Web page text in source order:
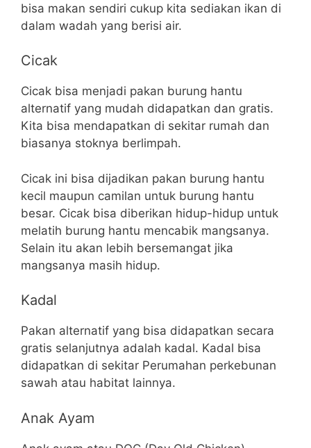
bisa makan sendiri cukup kita sediakan ikan di
dalam wadah yang berisi air.
Cicak
Cicak bisa menjadi pakan burung hantu
alternatif yang mudah didapatkan dan gratis.
Kita bisa mendapatkan di sekitar rumah dan
biasanya stoknya berlimpah.
Cicak ini bisa dijadikan pakan burung hantu
kecil maupun camilan untuk burung hantu
besar. Cicak bisa diberikan hidup-hidup untuk
melatih burung hantu mencabik mangsanya.
Selain itu akan lebih bersemangat jika
mangsanya masih hidup.
Kadal
Pakan alternatif yang bisa didapatkan secara
gratis selanjutnya adalah kadal. Kadal bisa
didapatkan di sekitar Perumahan perkebunan
sawah atau habitat lainnya.
Anak Ayam